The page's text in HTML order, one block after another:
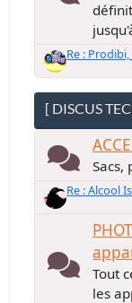
Re :
[ DISCUS
Sacs,
Re : Alcool
Tout
les